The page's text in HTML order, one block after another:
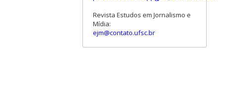
Revista Estudos em Jornalismo e
Mídia:
ejm@contato.ufsc.br